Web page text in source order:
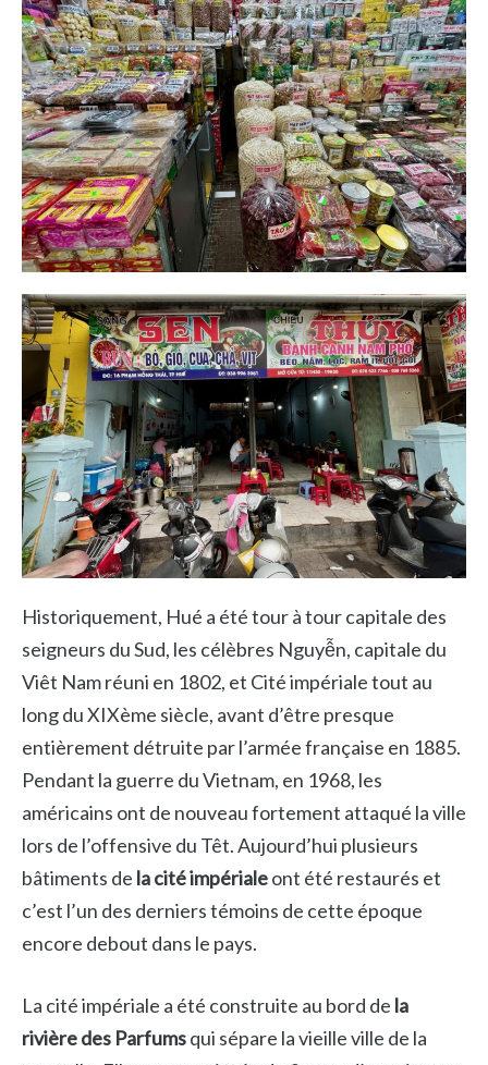
Historiquement, Hué a été tour à tour capitale des
seigneurs du Sud, les célèbres Nguyễn, capitale du
Viêt Nam réuni en 1802, et Cité impériale tout au
long du XIXème siècle, avant d’être presque
entièrement détruite par l’armée française en 1885.
Pendant la guerre du Vietnam, en 1968, les
américains ont de nouveau fortement attaqué la ville
lors de l’offensive du Têt. Aujourd’hui plusieurs
bâtiments de la cité impérialeont été restaurés et
c’est l’un des derniers témoins de cette époque
encore debout dans le pays.
La cité impériale a été construite au bord de la
rivière des Parfumsqui sépare la vieille ville de la